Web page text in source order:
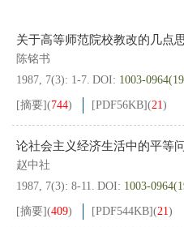
关于高等师范院校教改的几点
陈铭书
1987, 7(3): 1-7. DOI: 1003-
[摘要](744) [PDF56KB](21)
论社会主义经济生活中的平等
赵中社
1987, 7(3): 8-11. DOI: 1003-
[摘要](409) [PDF544KB](21)